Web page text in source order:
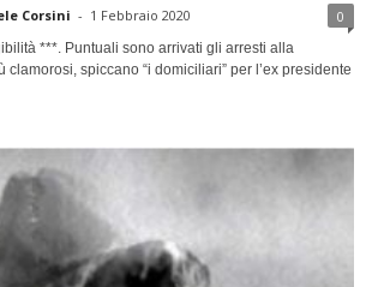
Corsini - 1 Febbraio 2020 0
***. Puntuali sono arrivati gli arresti alla
clamorosi, spiccano “i domiciliari” per l’ex presidente